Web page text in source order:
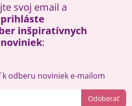
svoj email a
prihláste
inšpiratívnych
noviniek:
Odoberať
odberu noviniek e-mailom